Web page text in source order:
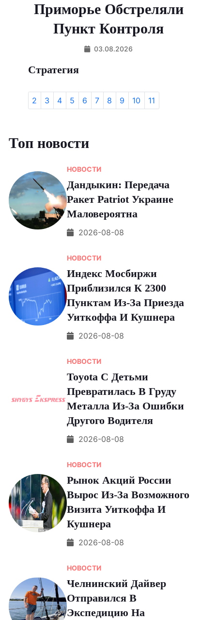
Приморье Обстреляли
Пункт Контроля
03.08.2026
Стратегия
2 3 4 5 6 7 8 9 10 11
Топ новости
НОВОСТИ
Дандыкин: Передача
Ракет Patriot Украине
Маловероятна
2026-08-08
НОВОСТИ
Индекс Мосбиржи
Приблизился К 2300
Пунктам Из-За Приезда
Уиткоффа И Кушнера
2026-08-08
НОВОСТИ
Toyota С Детьми
Превратилась В Груду
Металла Из-За Ошибки
Другого Водителя
2026-08-08
НОВОСТИ
Рынок Акций России
Вырос Из-За Возможного
Визита Уиткоффа И
Кушнера
2026-08-08
НОВОСТИ
Челнинский Дайвер
Отправился В
Экспедицию На